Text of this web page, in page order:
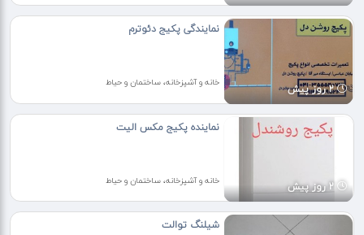
2 روز پیش
نمایندگی پکیج دئوترم
خانه و آشپزخانه، ساختمان و حیاط
2 روز پیش
نماینده پکیج مکس الیت
خانه و آشپزخانه، ساختمان و حیاط
شیلنگ توالت